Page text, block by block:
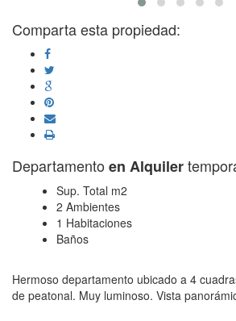
Comparta esta propiedad:
Departamento en Alquiler
Sup. Total m2
2 Ambientes
1 Habitaciones
Baños
Hermoso departamento ubicado a 4
de peatonal. Muy luminoso. Vista